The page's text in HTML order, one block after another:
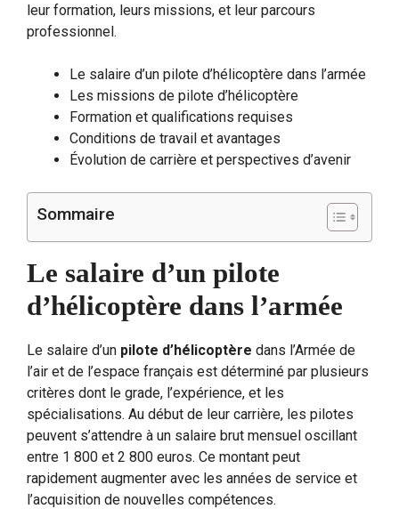
leur formation, leurs missions, et leur parcours
professionnel.
Le salaire d’un pilote d’hélicoptère dans l’armée
Les missions de pilote d’hélicoptère
Formation et qualifications requises
Conditions de travail et avantages
Évolution de carrière et perspectives d’avenir
Sommaire
Le salaire d’un pilote
d’hélicoptère dans l’armée
Le salaire d’un pilote d’hélicoptère dans l’Armée de
l’air et de l’espace français est déterminé par plusieurs
critères dont le grade, l’expérience, et les
spécialisations. Au début de leur carrière, les pilotes
peuvent s’attendre à un salaire brut mensuel oscillant
entre 1 800 et 2 800 euros. Ce montant peut
rapidement augmenter avec les années de service et
l’acquisition de nouvelles compétences.